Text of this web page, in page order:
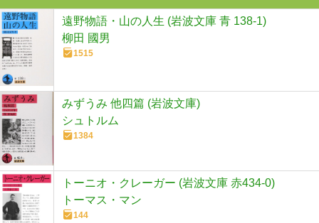
遠野物語・山の人生 (岩波文庫 青 138-1)
柳田 國男
1515
みずうみ 他四篇 (岩波文庫)
シュトルム
1384
トーニオ・クレーガー (岩波文庫 赤434-0)
トーマス・マン
144